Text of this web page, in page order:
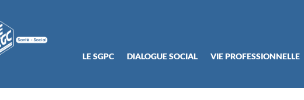
LE SGPC DIALOGUE SOCIAL VIE PROFESSIONNELLE